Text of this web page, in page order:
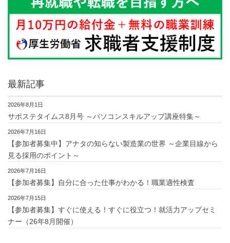
最新記事
2026年8月1日
サポステタイムス8月号 ～パソコンスキルアップ講座特集～
2026年7月16日
【参加者募集中】アナタの知らない製造業の世界 ～企業目線から
見る採用のポイント～
2026年7月16日
【参加者募集】自分に合った仕事がわかる！職業適性検査
2026年7月15日
【参加者募集】すぐに使える！すぐに役立つ！就活力アップセミ
ナー（26年8月開催）